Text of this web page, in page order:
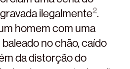
ilegalmente2.
homem com uma
no chão, caído
da distorção do